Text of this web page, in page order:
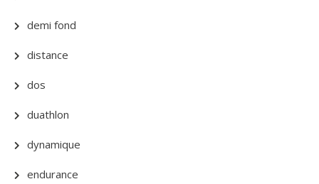
demi fond
distance
dos
duathlon
dynamique
endurance